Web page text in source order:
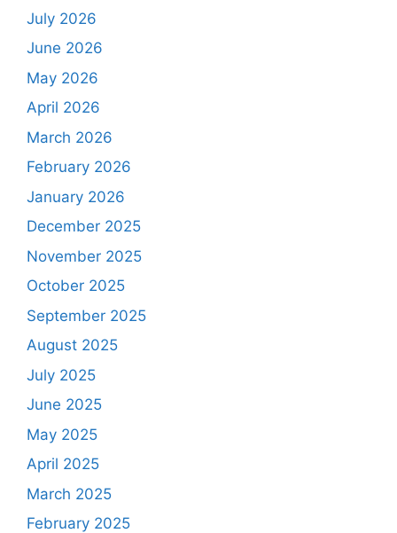
July 2026
June 2026
May 2026
April 2026
March 2026
February 2026
January 2026
December 2025
November 2025
October 2025
September 2025
August 2025
July 2025
June 2025
May 2025
April 2025
March 2025
February 2025